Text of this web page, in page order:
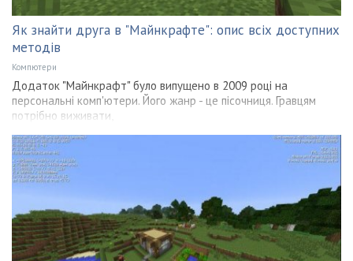
Як знайти друга в "Майнкрафте": опис всіх доступних
методів
Компютери
Додаток "Майнкрафт" було випущено в 2009 році на
персональні комп'ютери. Його жанр - це пісочниця. Гравцям
потрібно виживати,